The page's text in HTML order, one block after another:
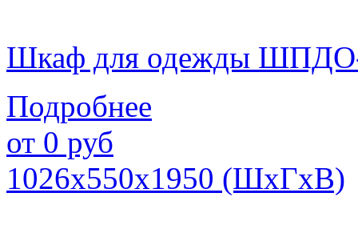
Шкаф для одежды
Подробнее
от 0 руб
1026х550х1950 (ШхГхВ)